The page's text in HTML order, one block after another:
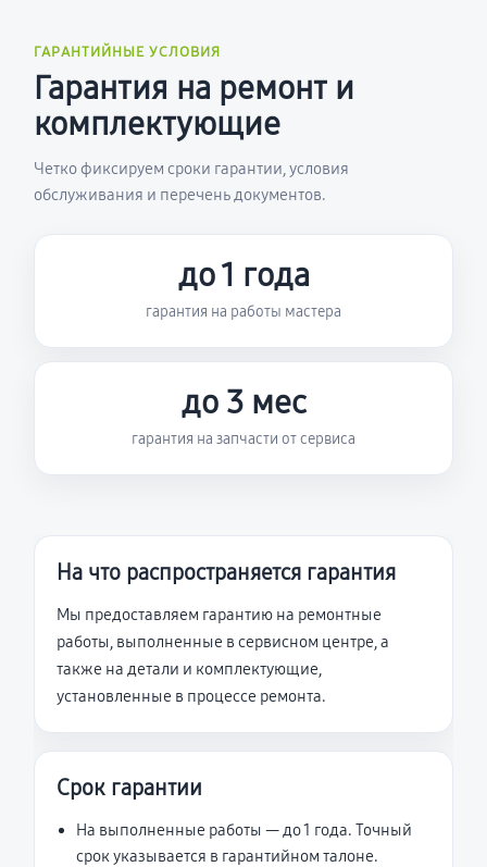
ГАРАНТИЙНЫЕ УСЛОВИЯ
Гарантия на ремонт и
комплектующие
Четко фиксируем сроки гарантии, условия
обслуживания и перечень документов.
до 1 года
гарантия на работы мастера
до 3 мес
гарантия на запчасти от сервиса
На что распространяется гарантия
Мы предоставляем гарантию на ремонтные
работы, выполненные в сервисном центре, а
также на детали и комплектующие,
установленные в процессе ремонта.
Срок гарантии
На выполненные работы — до 1 года. Точный
срок указывается в гарантийном талоне.